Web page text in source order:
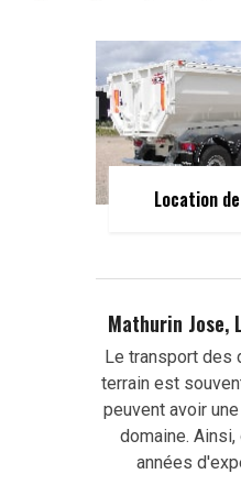
Location
Mathurin Jose,
Le transport des
terrain est
peuvent avoir
domaine.
années